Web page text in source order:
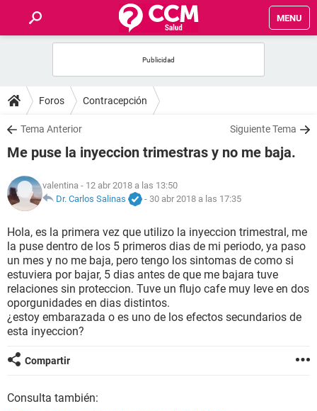
MENU
FOROS
SALUD
FAMILIA
NUTRICIÓN
BIENESTAR
SEXUALIDAD
GLOSARIO
Foros Contracepción
Tema Anterior Siguiente Tema
Me puse la inyeccion trimestras y no me baja.
valentina - 12 abr 2018 a las 13:50
Dr. Carlos Salinas
- 30 abr 2018 a las 17:35
Hola, es la primera vez que utilizo la inyeccion trimestral, me
la puse dentro de los 5 primeros dias de mi periodo, ya paso
un mes y no me baja, pero tengo los sintomas de como si
estuviera por bajar, 5 dias antes de que me bajara tuve
relaciones sin proteccion. Tuve un flujo cafe muy leve en dos
oporgunidades en dias distintos.
¿estoy embarazada o es uno de los efectos secundarios de
esta inyeccion?
Compartir
Consulta también: